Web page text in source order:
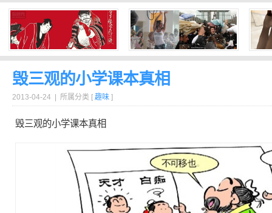
毁三观的小学课本真相
2013-04-24 | 所属分类 [ 趣味 ]
毁三观的小学课本真相